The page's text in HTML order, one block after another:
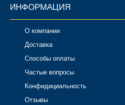
ИНФОРМАЦИЯ
О компании
Доставка
Способы оплаты
Частые вопросы
Конфидициальность
Отзывы